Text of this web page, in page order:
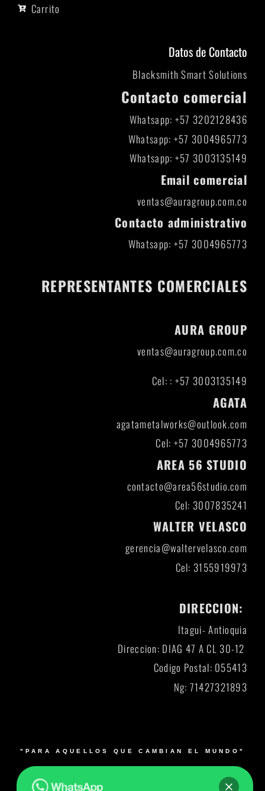
Carrito
Datos de Contacto
Blacksmith Smart Solutions
Contacto comercial
Whatsapp: +57 3202128436
Whatsapp: +57 3004965773
Whatsapp: +57 3003135149
Email comercial
ventas@auragroup.com.co
Contacto administrativo
Whatsapp: +57 3004965773
REPRESENTANTES COMERCIALES
AURA GROUP
ventas@auragroup.com.co
Cel: : +57 3003135149
AGATA
agatametalworks@outlook.com
Cel: +57 3004965773
AREA 56 STUDIO
contacto@area56studio.com
Cel: 3007835241
WALTER VELASCO
gerencia@waltervelasco.com
Cel: 3155919973
DIRECCION:
Itagui- Antioquia
Direccion: DIAG 47 A CL 30-12
Codigo Postal: 055413
Ng: 71427321893
"PARA AQUELLOS QUE CAMBIAN EL MUNDO"
Muebles para laboratorios en Bogotá, Medellín, Cali,